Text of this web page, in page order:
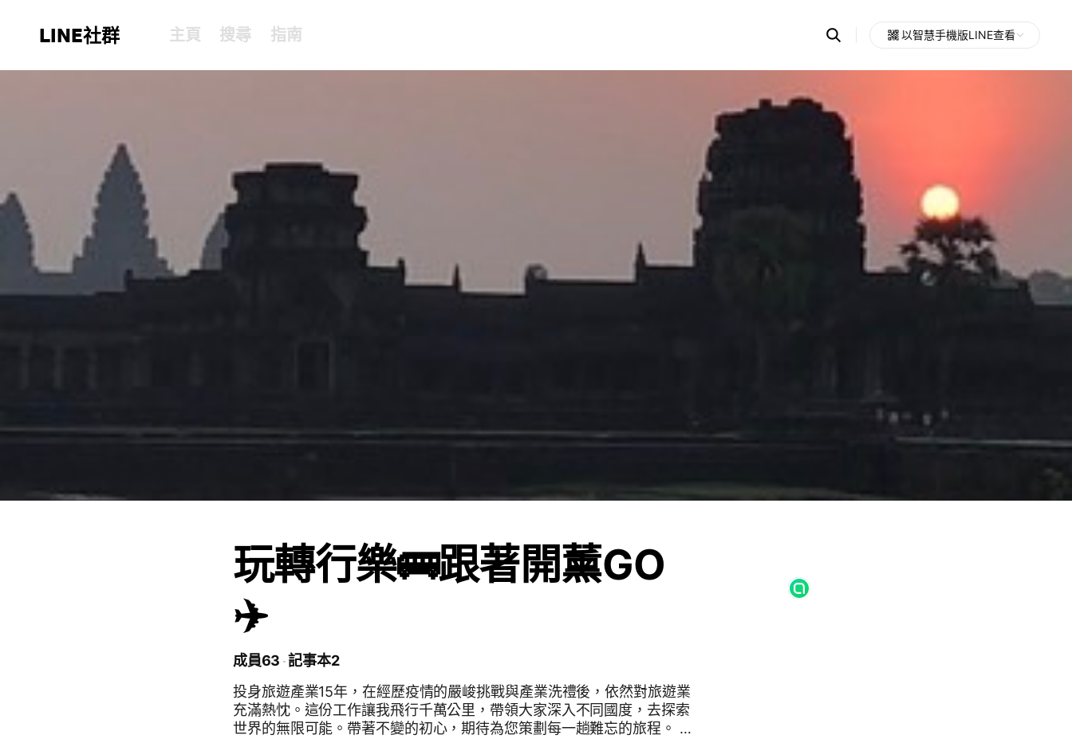
LINE社群 主頁 搜尋 指南 Search
OpenChats
messages
search
以智慧手機版LINE查看
玩轉行樂🚌跟著開薰GO
✈️
成員63 記事本2
投身旅遊產業15年，在經歷疫情的嚴峻挑戰與產業洗禮後，依然對旅遊業
充滿熱忱。這份工作讓我飛行千萬公里，帶領大家深入不同國度，去探索
世界的無限可能。帶著不變的初心，期待為您策劃每一趟難忘的旅程。 #